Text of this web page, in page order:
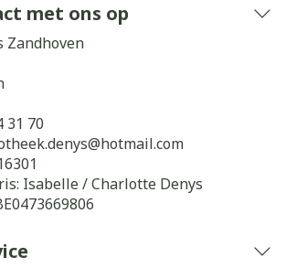
met ons op
Zandhoven
31 70
hotmail.com
Isabelle / Charlotte Denys